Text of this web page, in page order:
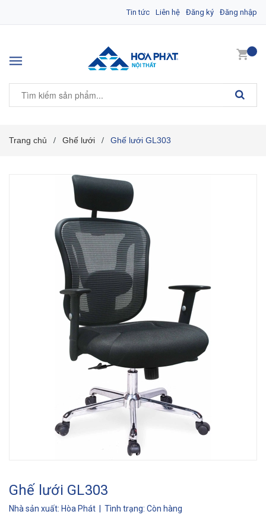
Tin tức Liên hệ Đăng ký Đăng nhập
Trang chủ / Ghế lưới / Ghế lưới GL303
Ghế lưới GL303
Nhà sản xuất: Hòa Phát | Tình trạng: Còn hàng